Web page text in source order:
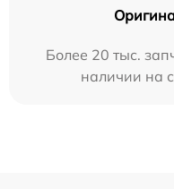
Более 20 тыс.
наличии на